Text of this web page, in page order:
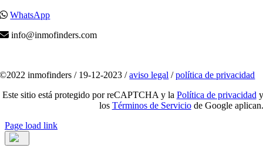
WhatsApp
info@inmofinders.com
©2022 inmofinders / 19-12-2023 /aviso legal /política de privacidad
Este sitio está protegido por reCAPTCHA y la Política de privacidad y
los Términos de Serviciode Google aplican.
Page load link